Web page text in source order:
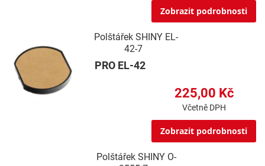
Zobrazit podrobnosti
Polštářek SHINY EL-
42-7
PRO EL-42
225,00 Kč
Včetně DPH
Zobrazit podrobnosti
Polštářek SHINY O-